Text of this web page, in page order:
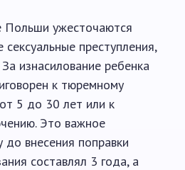
Польши ужесточаются
сексуальные преступления,
изнасилование ребенка
к тюремному
5 до 30 лет или к
Это важное
до внесения поправки
составлял 3 года, а